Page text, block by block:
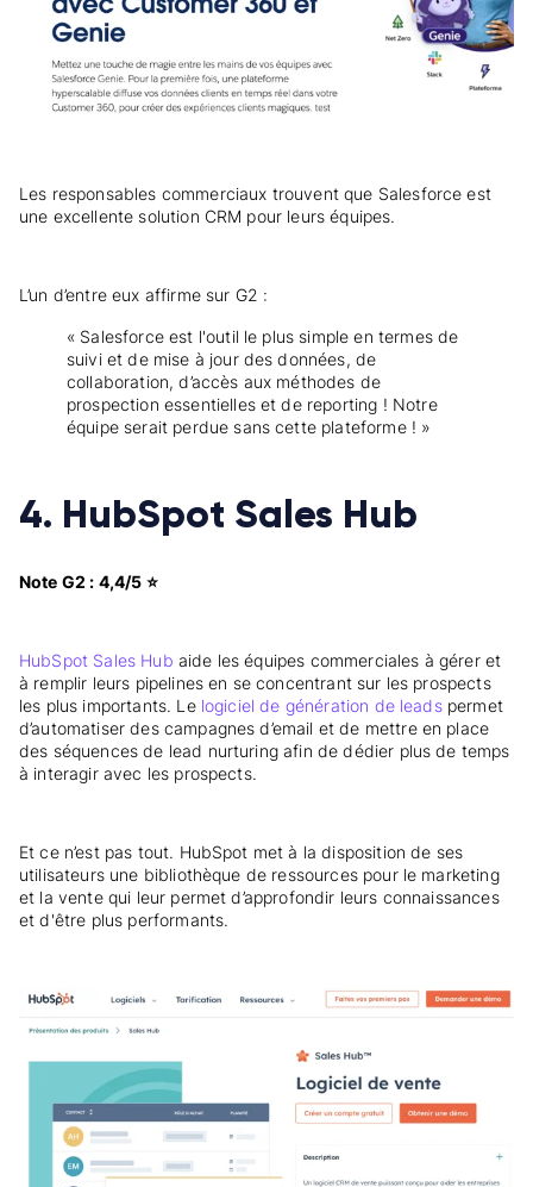
Les responsables commerciaux trouvent que Salesforce est
une excellente solution CRM pour leurs équipes.
L’un d’entre eux affirme sur G2 :
« Salesforce est l'outil le plus simple en termes de
suivi et de mise à jour des données, de
collaboration, d’accès aux méthodes de
prospection essentielles et de reporting ! Notre
équipe serait perdue sans cette plateforme ! »
4. HubSpot Sales Hub
Note G2 : 4,4/5 ⭐
HubSpot Sales Hub aide les équipes commerciales à gérer et
à remplir leurs pipelines en se concentrant sur les prospects
les plus importants. Le logiciel de génération de leadspermet
d’automatiser des campagnes d’email et de mettre en place
des séquences de lead nurturing afin de dédier plus de temps
à interagir avec les prospects.
Et ce n’est pas tout. HubSpot met à la disposition de ses
utilisateurs une bibliothèque de ressources pour le marketing
et la vente qui leur permet d’approfondir leurs connaissances
et d'être plus performants.